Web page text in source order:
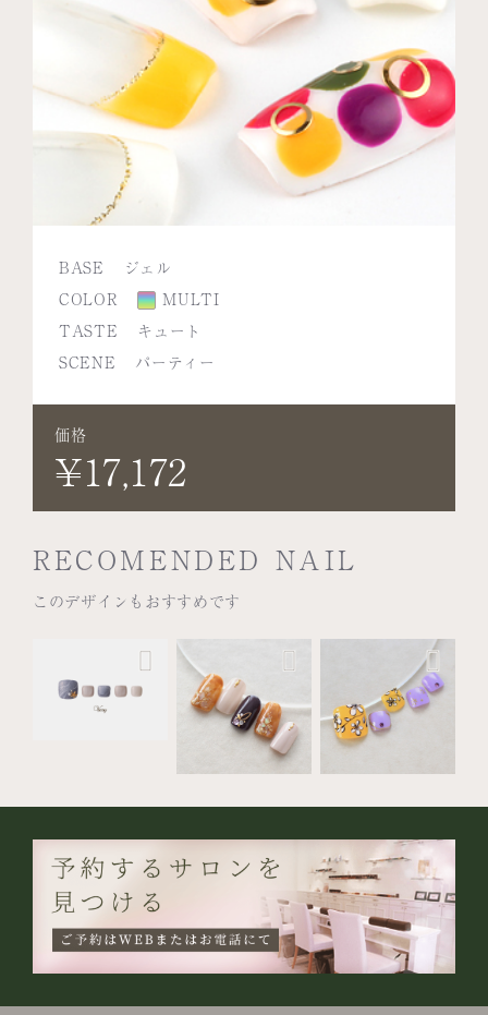
BASE
ジェル
COLOR
MULTI
TASTE
キュート
SCENE
パーティー
価格
¥17,172
RECOMENDED NAIL
このデザインもおすすめです